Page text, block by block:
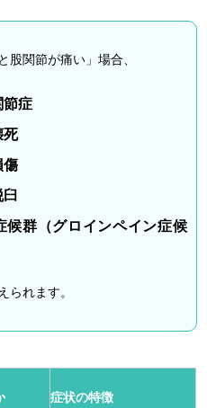
股関節が痛い」場合、
節症
死
傷
候群（グロインペイン症候
られます。
症状の特徴